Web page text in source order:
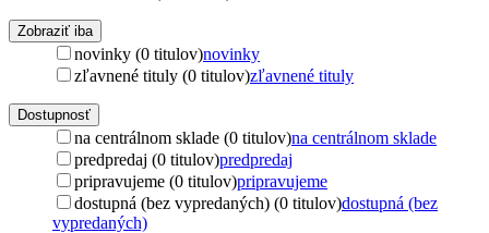
Zobraziť iba
novinky (0 titulov)novinky
zľavnené tituly (0 titulov)zľavnené tituly
Dostupnosť
na centrálnom sklade (0 titulov)na centrálnom sklade
predpredaj (0 titulov)predpredaj
pripravujeme (0 titulov)pripravujeme
dostupná (bez vypredaných) (0 titulov)dostupná (bez
vypredaných)